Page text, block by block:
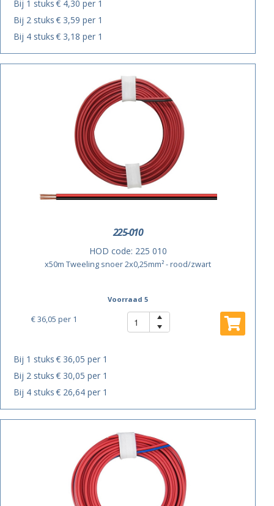
Bij 1 stuks€ 4,30 per 1
Bij 2 stuks€ 3,59 per 1
Bij 4 stuks€ 3,18 per 1
225-010
HOD code: 225 010
x50m Tweeling snoer 2x0,25mm² - rood/zwart
Voorraad 5
€ 36,05 per 1
Bij 1 stuks€ 36,05 per 1
Bij 2 stuks€ 30,05 per 1
Bij 4 stuks€ 26,64 per 1